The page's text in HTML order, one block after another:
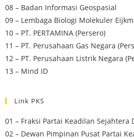
08 – Badan Informasi Geospasial
09 – Lembaga Biologi Molekuler
10 – PT. PERTAMINA (Persero)
11 – PT. Perusahaan Gas Negara
12 – PT. Perusahaan Listrik Negara
13 – Mind ID
Link PKS
01 – Fraksi Partai Keadilan Sejahtera
02 – Dewan Pimpinan Pusat Partai